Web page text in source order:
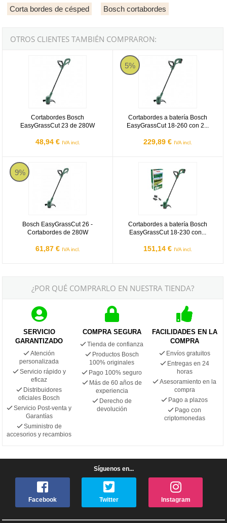
Corta bordes de césped Bosch cortabordes
OTROS CLIENTES TAMBIÉN COMPRARON:
Cortabordes Bosch
EasyGrassCut 23 de 280W
48,94 € IVA incl.
Cortabordes Bosch EasyGrassCut 23 de 280W
5%
Cortabordes a batería Bosch
EasyGrassCut 18-260 con 2...
229,89 € IVA incl.
Cortabordes a batería Bosch
9%
Bosch EasyGrassCut 26 -
Cortabordes de 280W
61,87 € IVA incl.
Bosch EasyGrassCut 26 - Cortabordes de 280W
Cortabordes a batería Bosch
EasyGrassCut 18-230 con...
151,14 € IVA incl.
¿POR QUÉ COMPRARLO EN NUESTRA TIENDA?
SERVICIO
GARANTIZADO
Atención
personalizada
Servicio rápido y
eficaz
Distribuidores
oficiales Bosch
Servicio Post-venta y
Garantías
Suministro de
accesorios y recambios
COMPRA SEGURA
Tienda de confianza
Productos Bosch
100% originales
Pago 100% seguro
Más de 60 años de
experiencia
Derecho de
devolución
FACILIDADES EN LA
COMPRA
Envíos gratuitos
Entregas en 24
horas
Asesoramiento en la
compra
Pago a plazos
Pago con
criptomonedas
Síguenos en...
Facebook Twitter Instagram